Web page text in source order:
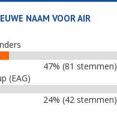
NAAM VOOR AIR
47% (81 stemmen)
(EAG)
24% (42 stemmen)